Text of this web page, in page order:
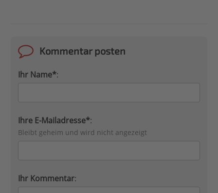
Kommentar posten
Ihr Name*:
Ihre E-Mailadresse*:
Bleibt geheim und wird nicht angezeigt
Ihr Kommentar: